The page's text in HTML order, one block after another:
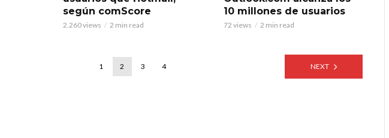
según comScore
2.260 views 2 min read
10 millones de usuarios
72 views 2 min read
1 2 3 4 NEXT